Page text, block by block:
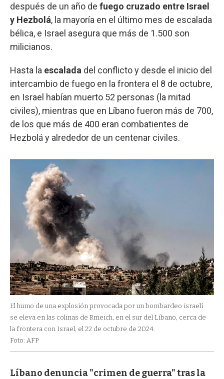
después de un año de fuego cruzado entre Israel
y Hezbolá, la mayoría en el último mes de escalada
bélica, e Israel asegura que más de 1.500 son
milicianos.
Hasta la escalada del conflicto y desde el inicio del
intercambio de fuego en la frontera el 8 de octubre,
en Israel habían muerto 52 personas (la mitad
civiles), mientras que en Líbano fueron más de 700,
de los que más de 400 eran combatientes de
Hezbolá y alrededor de un centenar civiles.
El humo de una explosión provocada por un bombardeo israelí
se eleva en las colinas de Rmeich, en el sur del Líbano, cerca de
la frontera con Israel, el 22 de octubre de 2024.
Foto: AFP
Líbano denuncia "crimen de guerra" tras la